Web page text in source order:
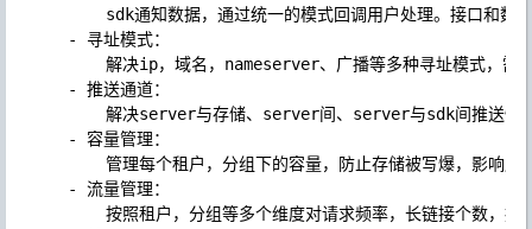
sdk通知数据，通过统一的模式回调用户处理。接口和数
    - 寻址模式：
解决ip，域名，nameserver、广播等多种寻址模式，需
    - 推送通道：
解决server与存储、server间、server与sdk间推送性
    - 容量管理：
管理每个租户，分组下的容量，防止存储被写爆，影响服
    - 流量管理：
按照租户，分组等多个维度对请求频率，长链接个数，报